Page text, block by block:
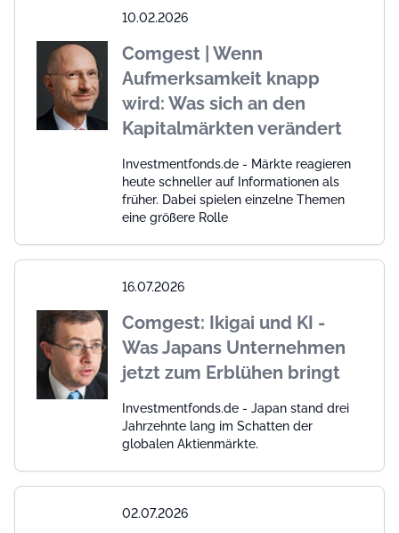
10.02.2026
Comgest | Wenn
Aufmerksamkeit knapp
wird: Was sich an den
Kapitalmärkten verändert
Investmentfonds.de - Märkte reagieren
heute schneller auf Informationen als
früher. Dabei spielen einzelne Themen
eine größere Rolle
16.07.2026
Comgest: Ikigai und KI -
Was Japans Unternehmen
jetzt zum Erblühen bringt
Investmentfonds.de - Japan stand drei
Jahrzehnte lang im Schatten der
globalen Aktienmärkte.
02.07.2026